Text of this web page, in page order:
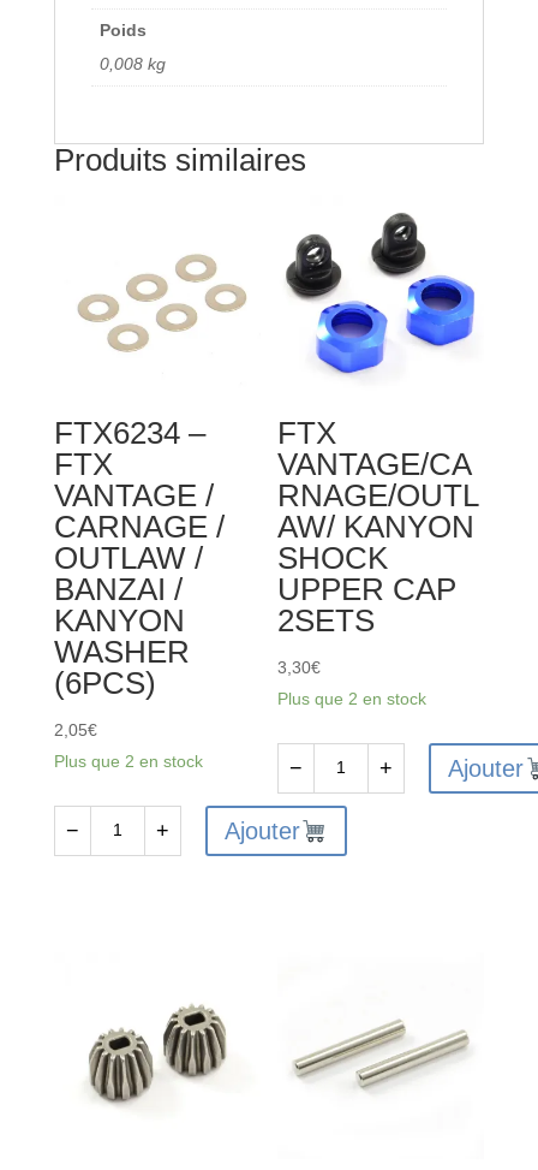
Poids
0,008 kg
Produits similaires
FTX6234 –
FTX
VANTAGE /
CARNAGE /
OUTLAW /
BANZAI /
KANYON
WASHER
(6PCS)
2,05€
Plus que 2 en stock
CARNAGE
− + Ajouter
FTX
VANTAGE/CA
RNAGE/OUTL
AW/ KANYON
SHOCK
UPPER CAP
2SETS
3,30€
Plus que 2 en stock
de
FTX
− + Ajouter